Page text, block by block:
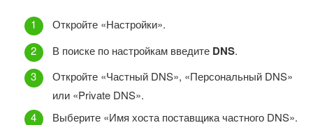
Откройте «Настройки».
В поиске по настройкам введите DNS.
Откройте «Частный DNS», «Персональный DNS»
или «Private DNS».
Выберите «Имя хоста поставщика частного DNS».